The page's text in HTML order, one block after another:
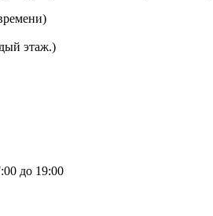
этаж.)
до 19:00